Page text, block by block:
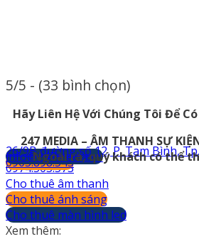
5/5 - (33 bình chọn)
Hãy Liên Hệ Với Chúng Tôi Để
247 MEDIA – ÂM THANH SỰ
0974.503.573
0903.898.545
info@247media.vn
26/9B đường số 12, P. Tam Bình,
Ngoài ra, quý khách có thể
Cho thuê âm thanh
Cho thuê ánh sáng
Cho thuê màn hình led
Xem thêm: